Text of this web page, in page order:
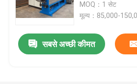
उत्पाद
वीडियो
MOQ：1 सेट
मूल्य：85,000-
सबसे अच्छी कीमत